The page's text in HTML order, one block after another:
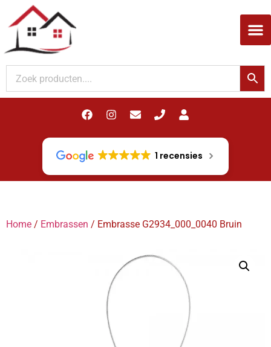
1 recensies
Home / Embrassen / Embrasse G2934_000_0040 Bruin